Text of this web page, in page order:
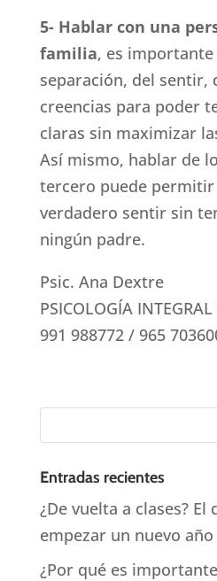
5- Hablar con una
familia, es
separación, del sentir,
creencias para poder
claras sin maximizar
Así mismo, hablar de
tercero puede
verdadero sentir sin
ningún padre.
Psic. Ana Dextre
PSICOLOGÍA
991 988772 / 965
Entradas recientes
¿De vuelta a clases? El
empezar un nuevo
¿Por qué es